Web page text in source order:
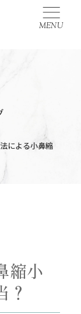
MENU
による小鼻縮
縮小
？